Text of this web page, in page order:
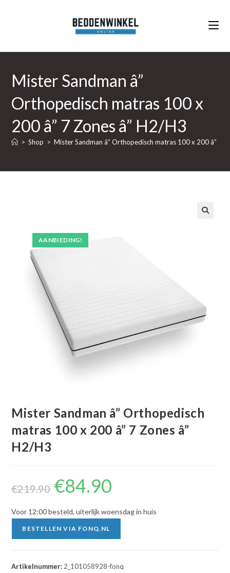
Mister Sandman â”
Orthopedisch matras 100 x
200 â” 7 Zones â” H2/H3
> Shop > Mister Sandman â” Orthopedisch matras 100 x 200 â” 7
AANBIEDING!
Mister Sandman â” Orthopedisch
matras 100 x 200 â” 7 Zones â”
H2/H3
€219.90
Oorspronkelijke
prijs
was:
€84.90
Voor 12:00 besteld, uiterlijk woensdag in huis
BESTELLEN VIA FONQ.NL
Artikelnummer: 2_101058928-fonq